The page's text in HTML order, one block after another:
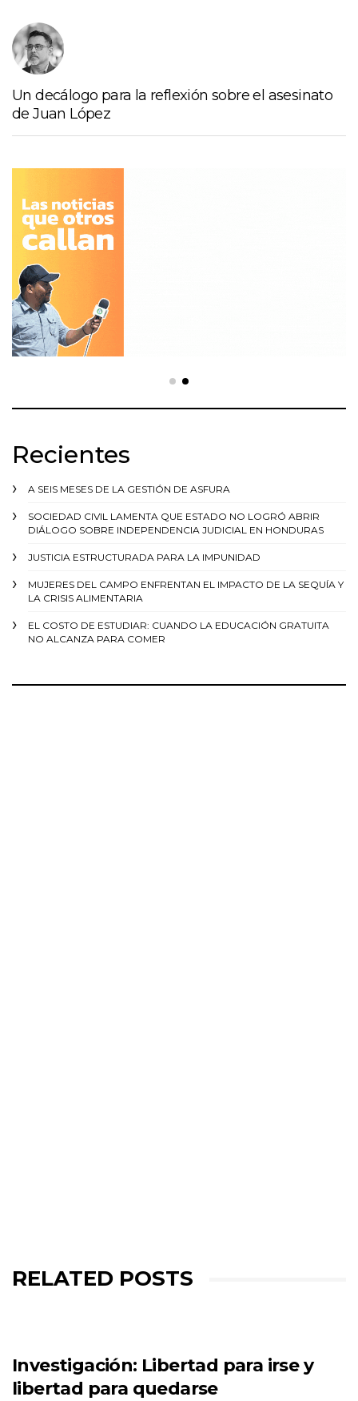
Un decálogo para la reflexión sobre el asesinato
de Juan López
Recientes
A SEIS MESES DE LA GESTIÓN DE ASFURA
SOCIEDAD CIVIL LAMENTA QUE ESTADO NO LOGRÓ ABRIR
DIÁLOGO SOBRE INDEPENDENCIA JUDICIAL EN HONDURAS
JUSTICIA ESTRUCTURADA PARA LA IMPUNIDAD
MUJERES DEL CAMPO ENFRENTAN EL IMPACTO DE LA SEQUÍA Y
LA CRISIS ALIMENTARIA
EL COSTO DE ESTUDIAR: CUANDO LA EDUCACIÓN GRATUITA
NO ALCANZA PARA COMER
RELATED POSTS
Investigación: Libertad para irse y
libertad para quedarse